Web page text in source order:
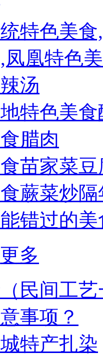
特色美
凤凰特色
汤
特色美
腊肉
苗家菜豆
蕨菜炒
错过的
更多
民间工
事项？
特产扎染